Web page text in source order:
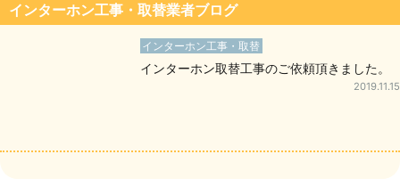
インターホン工事・取替業者ブログ
インターホン工事・取替
インターホン取替工事のご依頼頂きました。
2019.11.15